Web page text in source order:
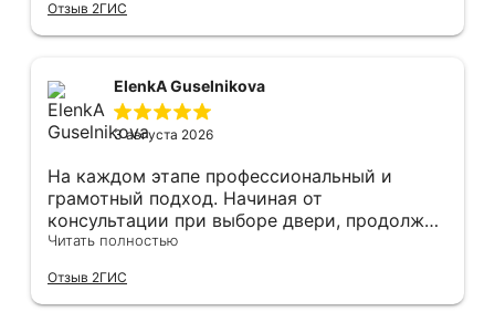
Монтаж быстро, качественно и аккуратно,
Сергея прямо рекомендую! С утра до
мусор убирает после монтажа. Рекомендую!
Отзыв 2ГИС
ElenkA Guselnikova
3 августа 2026
На каждом этапе профессиональный и
грамотный подход. Начиная от
консультации при выборе двери, продолжая
оперативным замером, завершая быстрой и
оформление двери - отдельное спасибо!
Рекомендуем и планируем в дальнейшем, по
Читать полностью
Отзыв 2ГИС